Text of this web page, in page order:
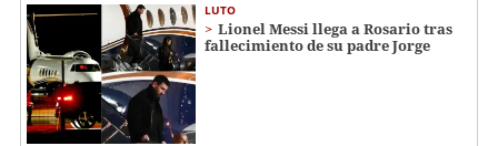
LUTO
Lionel Messi llega a Rosario tras
fallecimiento de su padre Jorge